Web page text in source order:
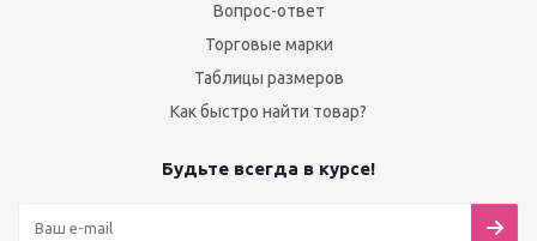
Вопрос-ответ
Торговые марки
Таблицы размеров
Как быстро найти товар?
Будьте всегда в курсе!